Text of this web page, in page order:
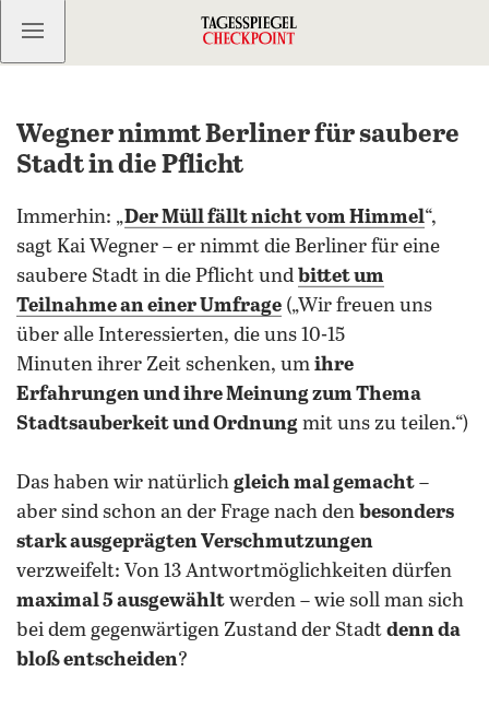
Kostenlos anmelden
Wegner nimmt Berliner für saubere
Stadt in die Pflicht
Immerhin: „Der Müll fällt nicht vom Himmel“,
sagt Kai Wegner – er nimmt die Berliner für eine
saubere Stadt in die Pflicht und bittet um
Teilnahme an einer Umfrage („Wir freuen uns
über alle Interessierten, die uns 10-15
Minuten ihrer Zeit schenken, um ihre
Erfahrungen und ihre Meinung zum Thema
Stadtsauberkeit und Ordnung mit uns zu teilen.“)
Das haben wir natürlich gleich mal gemacht –
aber sind schon an der Frage nach den besonders
stark ausgeprägten Verschmutzungen
verzweifelt: Von 13 Antwortmöglichkeiten dürfen
maximal 5 ausgewählt werden – wie soll man sich
bei dem gegenwärtigen Zustand der Stadt denn da
bloß entscheiden?